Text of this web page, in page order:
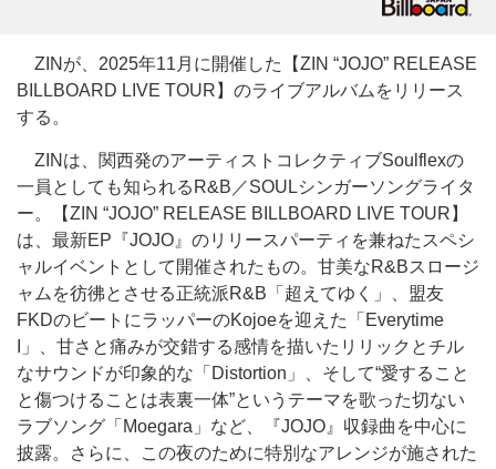
ZINが、2025年11月に開催した【ZIN “JOJO” RELEASE
BILLBOARD LIVE TOUR】のライブアルバムをリリース
する。
ZINは、関西発のアーティストコレクティブSoulflexの
一員としても知られるR&B／SOULシンガーソングライタ
ー。【ZIN “JOJO” RELEASE BILLBOARD LIVE TOUR】
は、最新EP『JOJO』のリリースパーティを兼ねたスペシ
ャルイベントとして開催されたもの。甘美なR&Bスロージ
ャムを彷彿とさせる正統派R&B「超えてゆく」、盟友
FKDのビートにラッパーのKojoeを迎えた「Everytime
I」、甘さと痛みが交錯する感情を描いたリリックとチル
なサウンドが印象的な「Distortion」、そして“愛すること
と傷つけることは表裏一体”というテーマを歌った切ない
ラブソング「Moegara」など、『JOJO』収録曲を中心に
披露。さらに、この夜のために特別なアレンジが施された